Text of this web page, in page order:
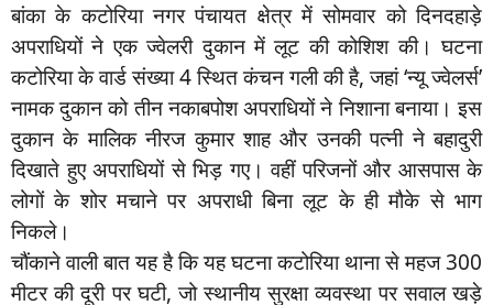
बांका के कटोरिया नगर पंचायत क्षेत्र में सोमवार को दिनदहाड़े
अपराधियों ने एक ज्वेलरी दुकान में लूट की कोशिश की। घटना
कटोरिया के वार्ड संख्या 4 स्थित कंचन गली की है, जहां ‘न्यू ज्वेलर्स’
नामक दुकान को तीन नकाबपोश अपराधियों ने निशाना बनाया। इस
दुकान के मालिक नीरज कुमार शाह और उनकी पत्नी ने बहादुरी
दिखाते हुए अपराधियों से भिड़ गए। वहीं परिजनों और आसपास के
लोगों के शोर मचाने पर अपराधी बिना लूट के ही मौके से भाग
निकले।
चौंकाने वाली बात यह है कि यह घटना कटोरिया थाना से महज 300
मीटर की दूरी पर घटी, जो स्थानीय सुरक्षा व्यवस्था पर सवाल खड़े